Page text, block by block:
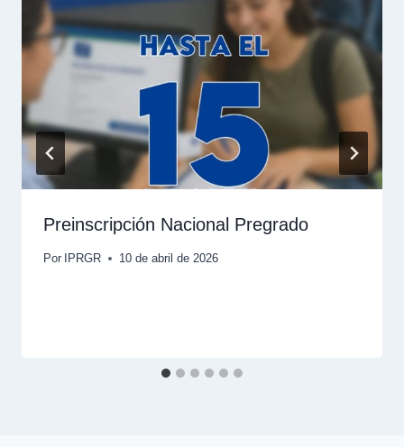
Preinscripción Nacional Pregrado
Por IPRGR 10 de abril de 2026